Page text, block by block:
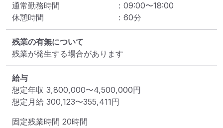
通常勤務時間
： 09:00〜18:00
休憩時間
： 60分
残業の有無について
残業が発生する場合があります
給与
想定年収 3,800,000〜4,500,000円
想定月給 300,123〜355,411円
固定残業時間 20時間